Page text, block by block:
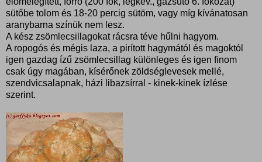
sütőbe tolom és 18-20 percig sütöm, vagy míg kívánatosan
aranybarna színük nem lesz.
A kész zsömlecsillagokat rácsra téve hűlni hagyom.
A ropogós és mégis laza, a pirított hagymától és magoktól
igen gazdag ízű zsömlecsillag különleges és igen finom
csak úgy magában, kísérőnek zöldséglevesek mellé,
szendvicsalapnak, házi libazsírral - kinek-kinek ízlése
szerint.